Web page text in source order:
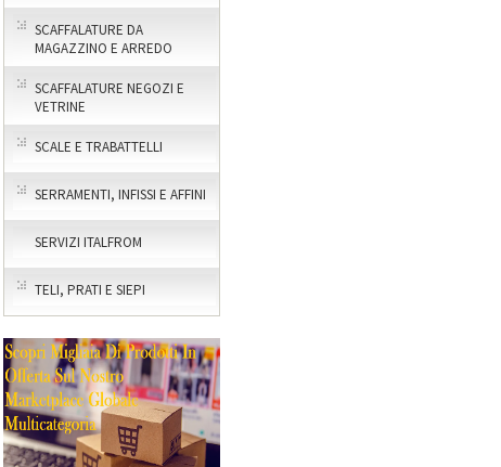
SCAFFALATURE DA
MAGAZZINO E ARREDO
SCAFFALATURE NEGOZI E
VETRINE
SCALE E TRABATTELLI
SERRAMENTI, INFISSI E AFFINI
SERVIZI ITALFROM
TELI, PRATI E SIEPI